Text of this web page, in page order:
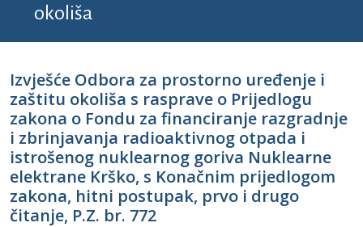
okoliša
Izvješće Odbora za prostorno uređenje i
zaštitu okoliša s rasprave o Prijedlogu
zakona o Fondu za financiranje razgradnje
i zbrinjavanja radioaktivnog otpada i
istrošenog nuklearnog goriva Nuklearne
elektrane Krško, s Konačnim prijedlogom
zakona, hitni postupak, prvo i drugo
čitanje, P.Z. br. 772